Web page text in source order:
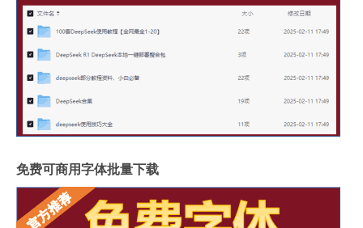
免费可商用字体批量下载